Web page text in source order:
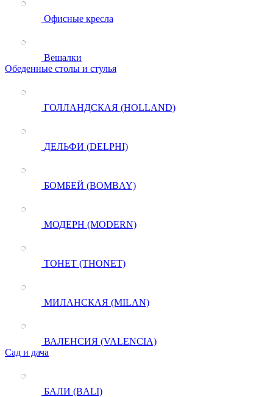
Офисные кресла
Вешалки
Обеденные столы и стулья
ГОЛЛАНДСКАЯ (HOLLAND)
ДЕЛЬФИ (DELPHI)
БОМБЕЙ (BOMBAY)
МОДЕРН (MODERN)
ТОНЕТ (THONET)
МИЛАНСКАЯ (MILAN)
ВАЛЕНСИЯ (VALENCIA)
Сад и дача
БАЛИ (BALI)